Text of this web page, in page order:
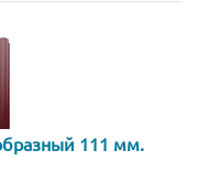
111 мм.